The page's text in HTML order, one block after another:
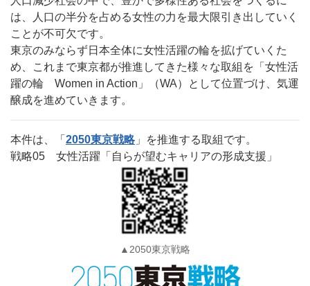
は、人口の半分を占める女性の力を最大限引き出していく
ことが不可欠です。
東京のみならず日本全体に女性活躍の輪を拡げていくた
め、これまで東京都が推進してきた様々な取組を「女性活
躍の輪 Women in Action」（WA）として位置づけ、気運
醸成を進めていきます。
本件は、「 2050東京戦略」を推進する取組です。
戦略05 女性活躍「自らが望むキャリアの形成支援」
▲2050東京戦略